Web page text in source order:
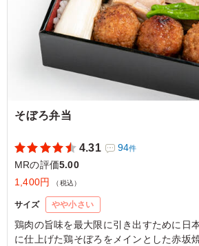
す。彩もきれいです。
ご利用シーン： 会食・接待›MR
東京都江東区枝川2023/12/20
そぼろ弁当
4.31 94件
MRの評価5.00
1,400円
（税込）
サイズ やや小さい
鶏肉の旨味を最大限に引き出すために日
に仕上げた鶏そぼろをメインとした赤坂